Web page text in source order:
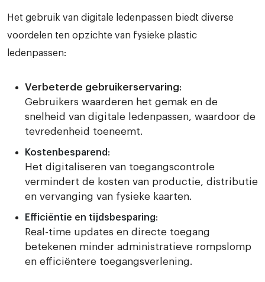
Het gebruik van digitale ledenpassen biedt diverse
voordelen ten opzichte van fysieke plastic
ledenpassen:
Verbeterde gebruikerservaring:
Gebruikers waarderen het gemak en de
snelheid van digitale ledenpassen, waardoor de
tevredenheid toeneemt.
Kostenbesparend :
Het digitaliseren van toegangscontrole
vermindert de kosten van productie, distributie
en vervanging van fysieke kaarten.
Efficiëntie en tijdsbesparing:
Real-time updates en directe toegang
betekenen minder administratieve rompslomp
en efficiëntere toegangsverlening.